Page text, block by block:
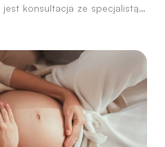
jest konsultacja ze specjalistą
obowiązkowych
przeprowadzonego
oraz badań
u obojga partnerów.